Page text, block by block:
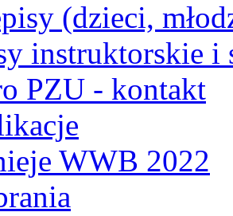
(dzieci,
instruktorskie i
PZU - kontakt
WWB 2022